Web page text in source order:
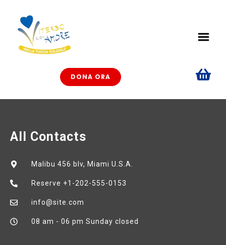
DONA ORA
All Contacts
Malibu 456 blv, Miami U.S.A.
Reserve +1-202-555-0153
info@site.com
08 am - 06 pm Sunday closed